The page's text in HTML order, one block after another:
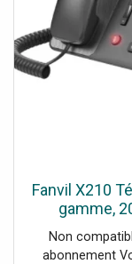
Fanvil X210
gamme,
Non
abonnement